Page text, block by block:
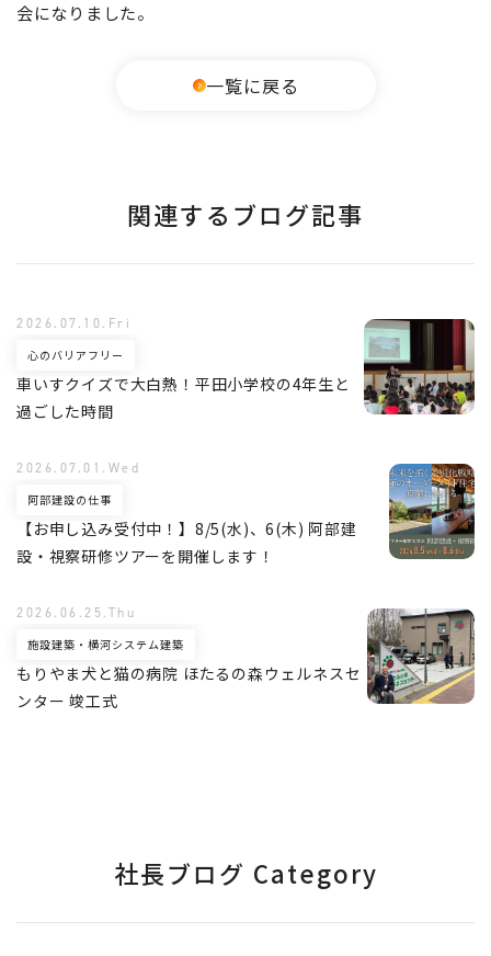
会になりました。
一覧に戻る
関連するブログ記事
車いすクイズで大白熱！平田小学校の4年生と
過ごした時間
心のバリアフリー
2026.07.10.Fri
【お申し込み受付中！】8/5(水)、6(木) 阿部建
設・視察研修ツアーを開催します！
阿部建設の仕事
2026.07.01.Wed
もりやま犬と猫の病院 ほたるの森ウェルネスセ
ンター 竣工式
施設建築・横河システム建築
2026.06.25.Thu
社長ブログ Category